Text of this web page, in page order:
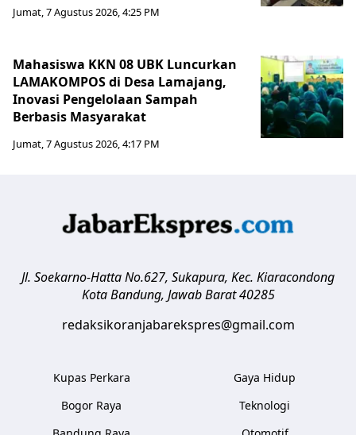
Jumat, 7 Agustus 2026, 4:25 PM
Mahasiswa KKN 08 UBK Luncurkan
LAMAKOMPOS di Desa Lamajang,
Inovasi Pengelolaan Sampah
Berbasis Masyarakat
Jumat, 7 Agustus 2026, 4:17 PM
Jl. Soekarno-Hatta No.627, Sukapura, Kec. Kiaracondong
Kota Bandung, Jawab Barat 40285
redaksikoranjabarekspres@gmail.com
Kupas Perkara
Bogor Raya
Gaya Hidup
Teknologi